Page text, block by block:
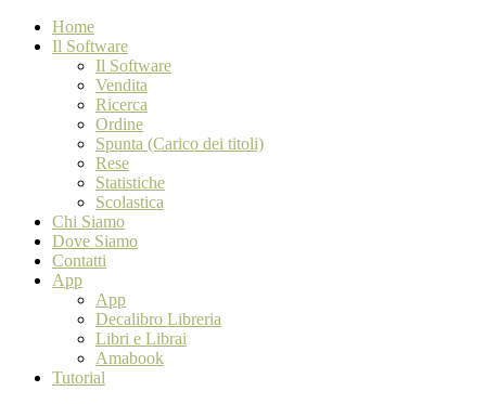
Home
Il Software
Il Software
Vendita
Ricerca
Ordine
Spunta (Carico dei titoli)
Rese
Statistiche
Scolastica
Chi Siamo
Dove Siamo
Contatti
App
App
Decalibro Libreria
Libri e Librai
Amabook
Tutorial